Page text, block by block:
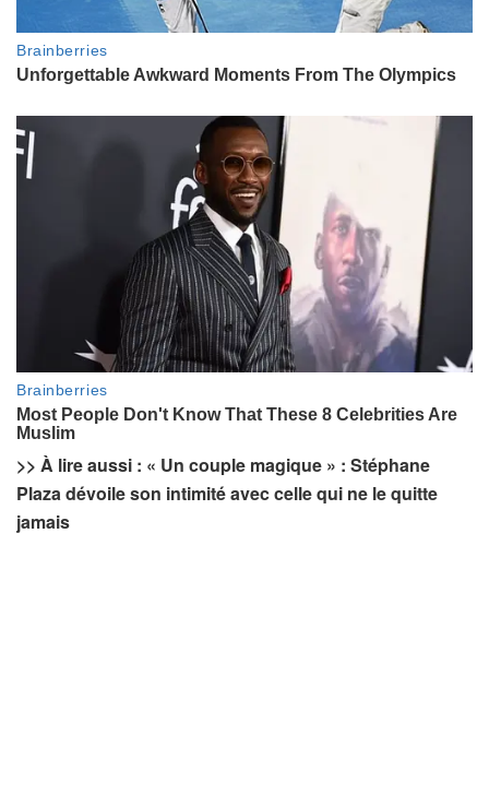
>> À lire aussi : « Un couple magique » : Stéphane
Plaza dévoile son intimité avec celle qui ne le quitte
jamais